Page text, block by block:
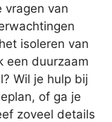
vragen van
isoleren van
een duurzaam
Wil je hulp bij
of ga je
zoveel details